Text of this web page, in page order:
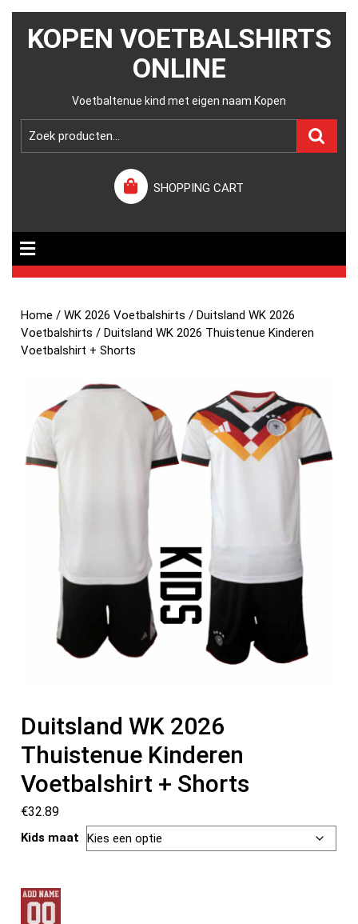
KOPEN VOETBALSHIRTS
ONLINE
Voetbaltenue kind met eigen naam Kopen
SHOPPING CART
Home /WK 2026 Voetbalshirts /Duitsland WK 2026
Voetbalshirts / Duitsland WK 2026 Thuistenue Kinderen
Voetbalshirt + Shorts
Duitsland WK 2026
Thuistenue Kinderen
Voetbalshirt + Shorts
€32.89
Kids maat